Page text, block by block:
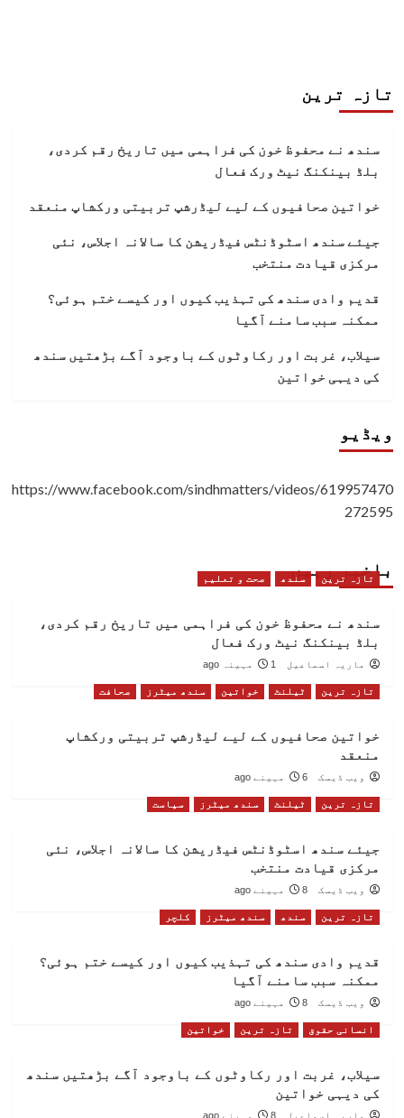
تازہ ترین
سندھ نے محفوظ خون کی فراہمی میں تاریخ رقم کردی،
بلڈ بینکنگ نیٹ ورک فعال
خواتین صحافیوں کے لیے لیڈرشپ تربیتی ورکشاپ منعقد
جیئے سندھ اسٹوڈنٹس فیڈریشن کا سالانہ اجلاس، نئی
مرکزی قیادت منتخب
قدیم وادی سندھ کی تہذیب کیوں اور کیسے ختم ہوئی؟
ممکنہ سبب سامنے آگیا
سیلاب، غربت اور رکاوٹوں کے باوجود آگے بڑھتیں سندھ
کی دیہی خواتین
ویڈیو
https://www.facebook.com/sindhmatters/videos/619957470
272595
باخبر رہیں
تازہ ترین سندھ صحت و تعلیم
سندھ نے محفوظ خون کی فراہمی میں تاریخ رقم کردی،
بلڈ بینکنگ نیٹ ورک فعال
ماریہ اسماعیل 1 مہینہ ago
تازہ ترین ٹیلنٹ خواتین سندھ میٹرز صحافت
خواتین صحافیوں کے لیے لیڈرشپ تربیتی ورکشاپ
منعقد
ویب ڈیسک 6 مہینے ago
تازہ ترین ٹیلنٹ سندھ میٹرز سیاست
جیئے سندھ اسٹوڈنٹس فیڈریشن کا سالانہ اجلاس، نئی
مرکزی قیادت منتخب
ویب ڈیسک 8 مہینے ago
تازہ ترین سندھ سندھ میٹرز کلچر
قدیم وادی سندھ کی تہذیب کیوں اور کیسے ختم ہوئی؟
ممکنہ سبب سامنے آگیا
ویب ڈیسک 8 مہینے ago
انسانی حقوق تازہ ترین خواتین
سیلاب، غربت اور رکاوٹوں کے باوجود آگے بڑھتیں سندھ
کی دیہی خواتین
ماریہ اسماعیل 8 مہینے ago